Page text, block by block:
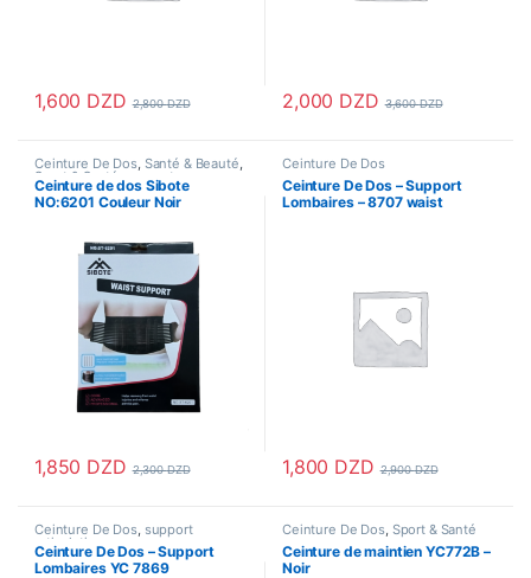
1,600 DZD 2,800DZD 2,000 DZD 3,600DZD
Ce produit a plusieurs
Ceinture De Dos, Santé & Beauté,
Sport & Santé , support
articulation,Uncategorized
Ceinture de dos Sibote
NO:6201 Couleur Noir
1,850 DZD 2,300DZD
Ce produit a plusieurs variations. Les options peuvent être
Ceinture De Dos
Ceinture De Dos – Support
Lombaires – 8707 waist
1,800 DZD 2,900DZD
Ceinture De Dos, support
articulation
Ceinture De Dos – Support
Lombaires YC 7869
Ceinture De Dos, Sport & Santé
Ceinture de maintien YC772B –
Noir